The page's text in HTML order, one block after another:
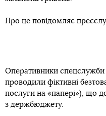
Про це повідомляє
Оперативники спецслужби
проводили фіктивні
послуги на «папері»), що
з держбюджету.